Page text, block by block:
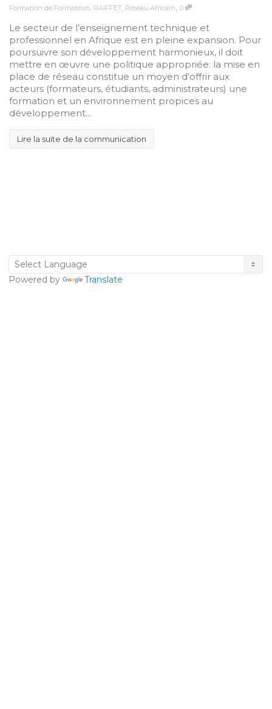
Formation de Formateurs, RAIFFET, Réseau Africain, 0
Le secteur de l’enseignement technique et
professionnel en Afrique est en pleine expansion. Pour
poursuivre son développement harmonieux, il doit
mettre en œuvre une politique appropriée: la mise en
place de réseau constitue un moyen d’offrir aux
acteurs (formateurs, étudiants, administrateurs) une
formation et un environnement propices au
développement...
Lire la suite de la communication
Powered by Translate